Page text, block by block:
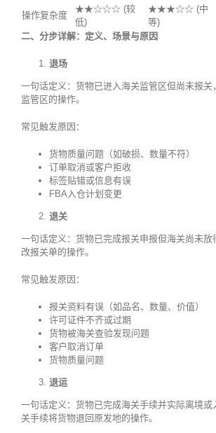
操作复杂度
★★☆☆☆ (较
低)
★★★☆☆ (中
等)
二、分步详解：定义、场景与原因
退场
一句话定义：货物已进入海关监管区但尚未报关
监管区的操作。
常见触发原因：
货物质量问题（如破损、数量不符）
订单取消或客户拒收
标签贴错或信息有误
FBA入仓计划变更
退关
一句话定义：货物已完成报关申报但海关尚未放
改报关单的操作。
常见触发原因：
报关资料有误（如品名、数量、价值）
许可证件不齐或过期
货物被海关查验发现问题
客户取消订单
货物质量问题
退运
一句话定义：货物已完成海关手续并实际离境或
关手续将货物退回原发地的操作。